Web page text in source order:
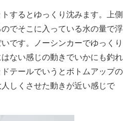
するとゆっくり沈みます。上側
でそこに入っている水の量で浮
です。ノーシンカーでゆっくり
ない感じの動きでいかにも釣れ
テールでいうとボトムアップの
しくさせた動きが近い感じで